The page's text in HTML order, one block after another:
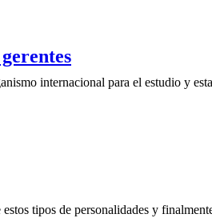
internacional para el estudio y
tipos de personalidades y